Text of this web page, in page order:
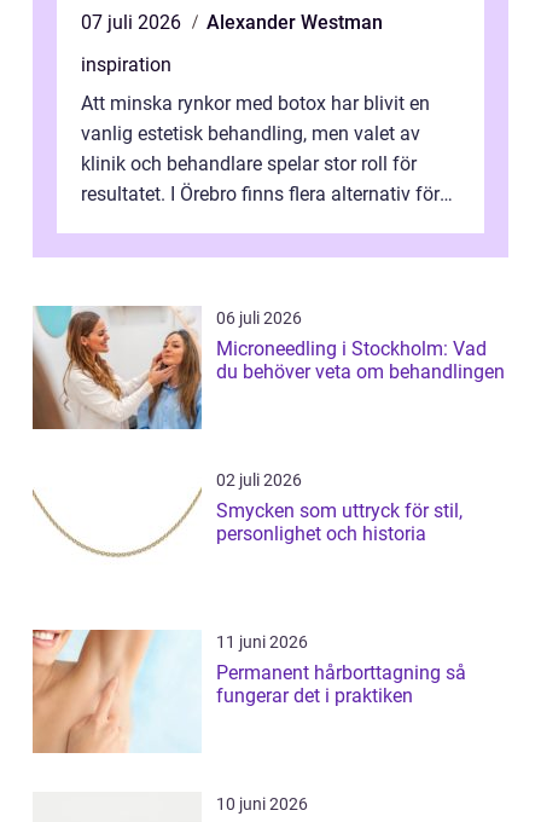
07 juli 2026
Alexander Westman
inspiration
Att minska rynkor med botox har blivit en
vanlig estetisk behandling, men valet av
klinik och behandlare spelar stor roll för
resultatet. I Örebro finns flera alternativ för
06 juli 2026
Microneedling i Stockholm: Vad
du behöver veta om behandlingen
02 juli 2026
Smycken som uttryck för stil,
personlighet och historia
11 juni 2026
Permanent hårborttagning så
fungerar det i praktiken
10 juni 2026